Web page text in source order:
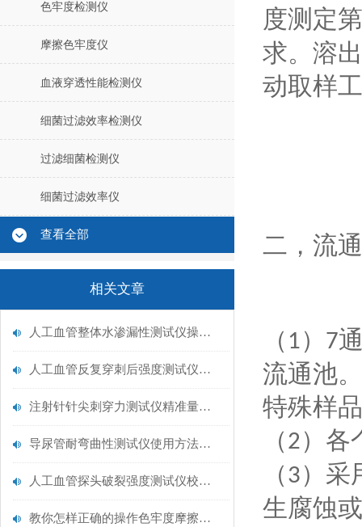
色牢度检测仪
摩擦色牢度仪
血液穿透性能检测仪
细菌过滤效率检测仪
过滤细菌检测仪
细菌过滤效率仪
查看全部
相关文章
人工血管整体水渗漏性测试仪操作中最容易出错的步骤
人工血管反复穿刺后强度测试仪是什么？透析患者的“生命管“质量靠它把关！
注射针针尖刺穿力测试仪精准量化针尖锋利度，构筑临床安全防线
导尿管耐弯曲性测试仪使用方法与操作规范
人工血管探头破裂强度测试仪校准规范：精准赋能医疗安全的技术基准
教你怎样正确的操作色牢度摩擦测试机
度测定
求。溶
动取样
二， 流
（ 1） 7
流通池
特殊样
（2）各
（3）采
生腐蚀